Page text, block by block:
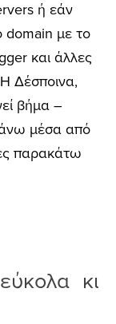
ή εάν
domain με το
και άλλες
Δέσποινα,
βήμα –
μέσα από
παρακάτω
κι